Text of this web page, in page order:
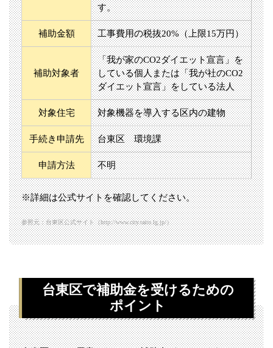
す。
補助金額 工事費用の税抜20%（上限15万円）
補助対象者
「我が家のCO2ダイエット宣言」を
している個人または「我が社のCO2
ダイエット宣言」をしている法人
対象住宅 対象機器を導入する区内の建物
手続き申請先 台東区 環境課
申請方法 不明
※詳細は公式サイトを確認してください。
参照元：台東区公式サイト（http://www.city.taito.lg.jp/）
台東区で補助金を受けるための
ポイント